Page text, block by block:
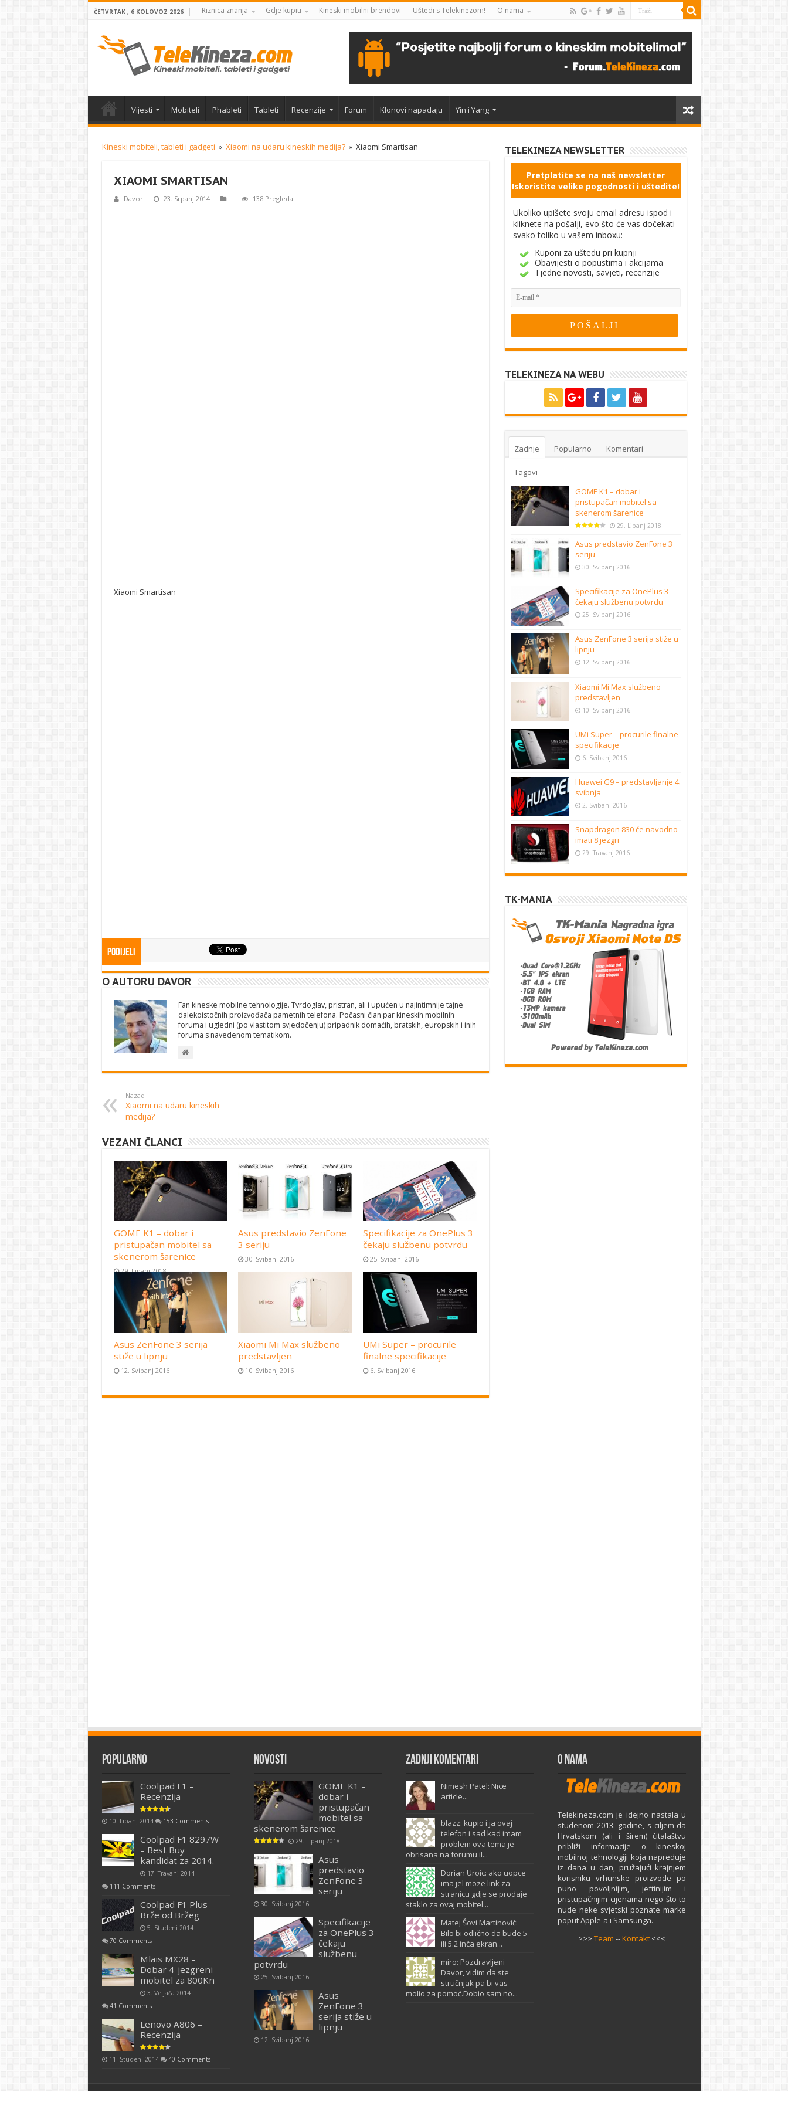
ČETVRTAK , 6 KOLOVOZ 2026 Riznica znanja Gdje kupiti Kineski mobilni brendovi Uštedi s Telekinezom! O nama
Vijesti Mobiteli Phableti Tableti Recenzije Forum Klonovi napadaju Yin i Yang
Kineski mobiteli, tableti i gadgeti » Xiaomi na udaru kineskih medija? » Xiaomi Smartisan
XIAOMI SMARTISAN
Davor 23. Srpanj 2014 138 Pregleda
Xiaomi Smartisan
Podijeli
O AUTORU DAVOR
Fan kineske mobilne tehnologije. Tvrdoglav, pristran, ali i upućen u najintimnije tajne
dalekoistočnih proizvođača pametnih telefona. Počasni član par kineskih mobilnih
foruma i ugledni (po vlastitom svjedočenju) pripadnik domaćih, bratskih, europskih i inih
foruma s navedenom tematikom.
Nazad
Xiaomi na udaru kineskih
medija?
VEZANI ČLANCI
GOME K1 – dobar i
pristupačan mobitel sa
skenerom šarenice
29. Lipanj 2018
Asus predstavio ZenFone
3 seriju
30. Svibanj 2016
Specifikacije za OnePlus 3
čekaju službenu potvrdu
25. Svibanj 2016
Asus ZenFone 3 serija
stiže u lipnju
12. Svibanj 2016
Xiaomi Mi Max službeno
predstavljen
10. Svibanj 2016
UMi Super – procurile
finalne specifikacije
6. Svibanj 2016
TELEKINEZA NEWSLETTER
Pretplatite se na naš newsletter
Iskoristite velike pogodnosti i uštedite!
Ukoliko upišete svoju email adresu ispod i
kliknete na pošalji, evo što će vas dočekati
svako toliko u vašem inboxu:
Kuponi za uštedu pri kupnji
Obavijesti o popustima i akcijama
Tjedne novosti, savjeti, recenzije
TELEKINEZA NA WEBU
Zadnje Popularno Komentari
Tagovi
GOME K1 – dobar i
pristupačan mobitel sa
skenerom šarenice
29. Lipanj 2018
Asus predstavio ZenFone 3
seriju
30. Svibanj 2016
Specifikacije za OnePlus 3
čekaju službenu potvrdu
25. Svibanj 2016
Asus ZenFone 3 serija stiže u
lipnju
12. Svibanj 2016
Xiaomi Mi Max službeno
predstavljen
10. Svibanj 2016
UMi Super – procurile finalne
specifikacije
6. Svibanj 2016
Huawei G9 – predstavljanje 4.
svibnja
2. Svibanj 2016
Snapdragon 830 će navodno
imati 8 jezgri
29. Travanj 2016
TK-MANIA
Popularno
Coolpad F1 –
Recenzija
10. Lipanj 2014 153 Comments
Coolpad F1 8297W
– Best Buy
kandidat za 2014.
17. Travanj 2014
111 Comments
Coolpad F1 Plus –
Brže od Bržeg
5. Studeni 2014
70 Comments
Mlais MX28 –
Dobar 4-jezgreni
mobitel za 800Kn
3. Veljača 2014
41 Comments
Lenovo A806 –
Recenzija
11. Studeni 2014 40 Comments
Novosti
GOME K1 –
dobar i
pristupačan
mobitel sa
skenerom šarenice
29. Lipanj 2018
Asus
predstavio
ZenFone 3
seriju
30. Svibanj 2016
Specifikacije
za OnePlus 3
čekaju
službenu
potvrdu
25. Svibanj 2016
Asus
ZenFone 3
serija stiže u
lipnju
12. Svibanj 2016
Zadnji komentari
Nimesh Patel: Nice
article...
blazz: kupio i ja ovaj
telefon i sad kad imam
problem ova tema je
obrisana na forumu il...
Dorian Uroic: ako uopce
ima jel moze link za
stranicu gdje se prodaje
staklo za ovaj mobitel...
Matej Šovi Martinović:
Bilo bi odlično da bude 5
ili 5.2 inča ekran...
miro: Pozdravljeni
Davor, vidim da ste
stručnjak pa bi vas
molio za pomoć.Dobio sam no...
O Nama
Telekineza.com je idejno nastala u
studenom 2013. godine, s ciljem da
Hrvatskom (ali i širem) čitalaštvu
približi informacije o kineskoj
mobilnoj tehnologiji koja napreduje
iz dana u dan, pružajući krajnjem
korisniku vrhunske proizvode po
puno povoljnijim, jeftinijim i
pristupačnijim cijenama nego što to
nude neke svjetski poznate marke
poput Apple-a i Samsunga.
>>>Team --Kontakt <<<